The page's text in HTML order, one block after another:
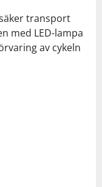
transport
med LED-lampa
av cykeln